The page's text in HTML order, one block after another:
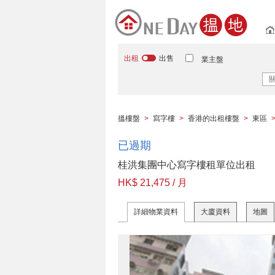
出租 出售 業主盤
搵樓盤 > 寫字樓 > 香港的出租樓盤 > 東區 >
已過期
桂洪集團中心寫字樓租單位出租
HK$ 21,475 / 月
詳細物業資料 大廈資料 地圖